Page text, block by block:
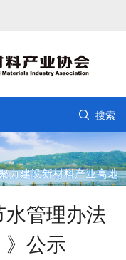
 搜索
水管理办法
》公示